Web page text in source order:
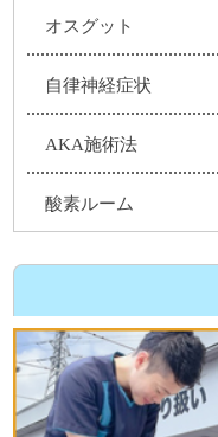
オスグット
自律神経症状
AKA施術法
酸素ルーム